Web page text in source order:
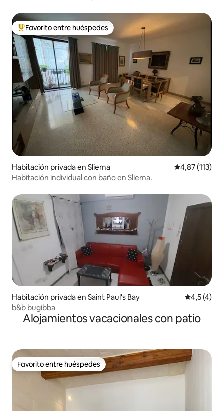
Favorito entre los huéspedes más destacados
Favorito entre huéspedes
Habitación privada en Sliema Calificación
4,87 (113)
Habitación individual con baño en Sliema.
Habitación privada en Saint Paul's Bay
4,5 (4)
b&b bugibba
Alojamientos vacacionales con patio
Favorito entre huéspedes
Favorito entre huéspedes